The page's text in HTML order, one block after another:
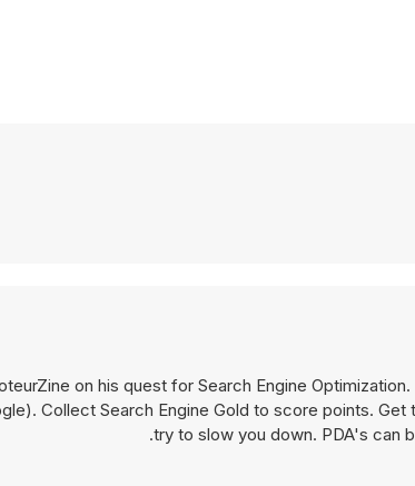
on his quest for Search Engine
Collect Search Engine Gold to score points.
try to slow you down. PDA's can